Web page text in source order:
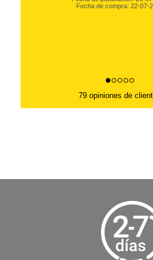
Fecha de compra: 22-07-
79 opiniones de